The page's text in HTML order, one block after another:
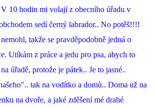
602 692 130
info@fretkyboleslav.cz
| RSS|WebSlice | Tisk|Aktualizováno: 1. 8. 2026
Nahoru ↑
V 10 hodin mi volají z obecního úřadu v
sedí černý labrador.. No potěš!!!!
takže se pravděpodobně jedná o
Utíkám z práce a jedu pro psa, abych to
úřadě, protože je pátek.. Je to jasné..
tak na vodítko a domů.. Doma už na
na dvoře, a jaké zděšení mé drahé